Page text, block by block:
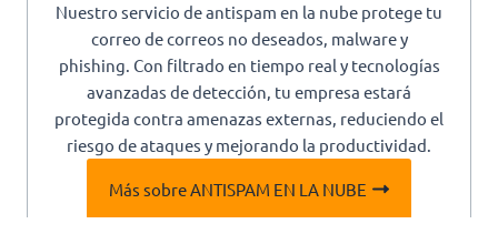
Nuestro servicio de antispam en la nube protege tu
correo de correos no deseados, malware y
phishing. Con filtrado en tiempo real y tecnologías
avanzadas de detección, tu empresa estará
protegida contra amenazas externas, reduciendo el
riesgo de ataques y mejorando la productividad.
Más sobre ANTISPAM EN LA NUBE